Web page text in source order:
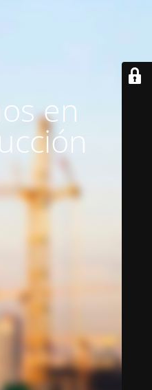
en